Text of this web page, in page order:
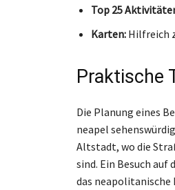
Top 25
Karten:Hilfreich
Praktische
Die Planung eines
neapel
Altstadt, wo die
sind. Ein Besuch
das neapolitanische